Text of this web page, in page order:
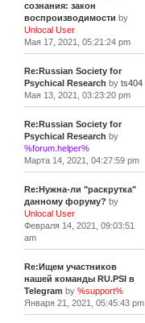
сознания: закон
воспроизводимости by
Unlocal User
Мая 17, 2021, 05:21:24 pm
Re:Russian Society for
Psychical Research by ts404
Мая 13, 2021, 03:23:20 pm
Re:Russian Society for
Psychical Research by
%forum.helper%
Марта 14, 2021, 04:27:59 pm
Re:Нужна-ли "раскрутка"
данному форуму? by
Unlocal User
Февраля 14, 2021, 09:03:51
am
Re:Ищем участников
нашей команды RU.PSI в
Telegram by %support%
Января 21, 2021, 05:45:43 pm